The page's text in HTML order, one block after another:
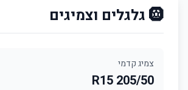
🛞 גלגלים וצמיגים
צמיג קדמי
205/50 R15